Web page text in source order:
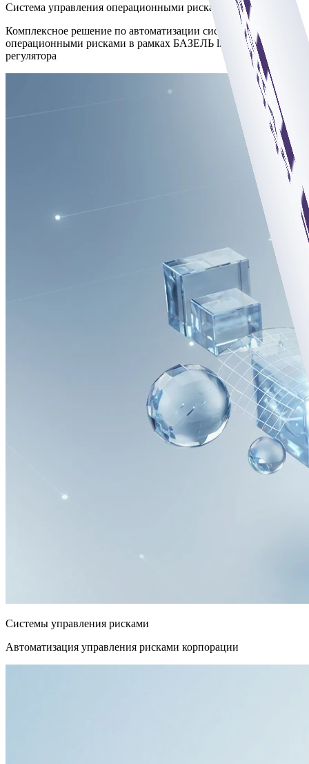
Система управления операционными рисками (СУОР)
Комплексное решение по автоматизации системы управления
операционными рисками в рамках БАЗЕЛЬ lll и требований
регулятора
Системы управления рисками
Автоматизация управления рисками корпорации